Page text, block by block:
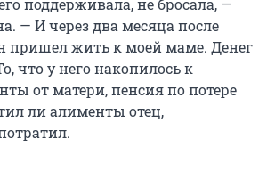
поддерживала, не бросала, —
— И через два месяца после
пришел жить к моей маме. Денег
что у него накопилось к
от матери, пенсия по потере
ли алименты отец,